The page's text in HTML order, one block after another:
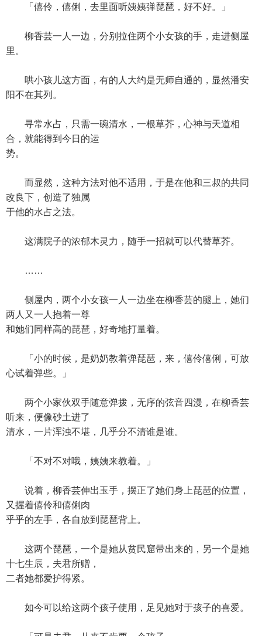
「僖伶，僖俐，去里面听姨姨弹琵琶，好不好。」
柳香芸一人一边，分别拉住两个小女孩的手，走进侧屋
里。
哄小孩儿这方面，有的人大约是无师自通的，显然潘安
阳不在其列。
寻常水占，只需一碗清水，一根草芥，心神与天道相
合，就能得到今日的运
势。
而显然，这种方法对他不适用，于是在他和三叔的共同
改良下，创造了独属
于他的水占之法。
这满院子的浓郁木灵力，随手一招就可以代替草芥。
……
侧屋内，两个小女孩一人一边坐在柳香芸的腿上，她们
两人又一人抱着一尊
和她们同样高的琵琶，好奇地打量着。
「小的时候，是奶奶教着弹琵琶，来，僖伶僖俐，可放
心试着弹些。」
两个小家伙双手随意弹拨，无序的弦音四漫，在柳香芸
听来，便像砂土进了
清水，一片浑浊不堪，几乎分不清谁是谁。
「不对不对哦，姨姨来教着。」
说着，柳香芸伸出玉手，摆正了她们身上琵琶的位置，
又握着僖伶和僖俐肉
乎乎的左手，各自放到琵琶背上。
这两个琵琶，一个是她从贫民窟带出来的，另一个是她
十七生辰，夫君所赠，
二者她都爱护得紧。
如今可以给这两个孩子使用，足见她对于孩子的喜爱。